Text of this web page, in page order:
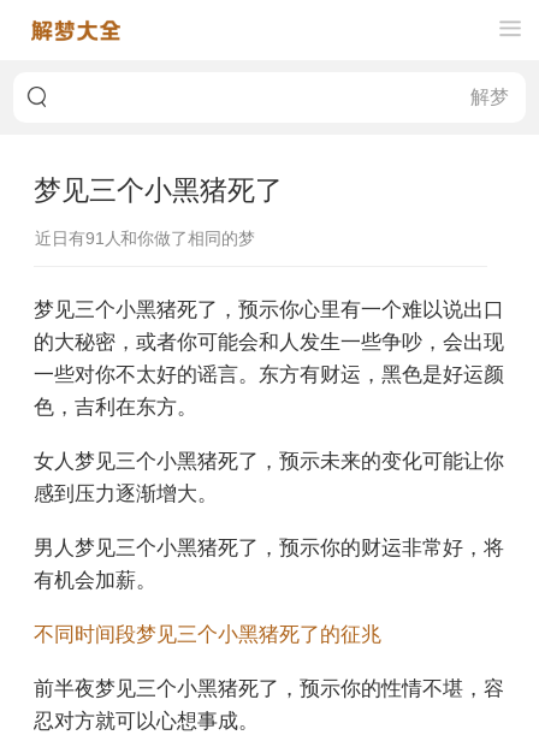
梦见三个小黑猪死了
近日有91 人和你做了相同的梦
梦见三个小黑猪死了，预示你心里有一个难以说出口
的大秘密，或者你可能会和人发生一些争吵，会出现
一些对你不太好的谣言。东方有财运，黑色是好运颜
色，吉利在东方。
女人梦见三个小黑猪死了，预示未来的变化可能让你
感到压力逐渐增大。
男人梦见三个小黑猪死了，预示你的财运非常好，将
有机会加薪。
不同时间段梦见三个小黑猪死了的征兆
前半夜梦见三个小黑猪死了，预示你的性情不堪，容
忍对方就可以心想事成。